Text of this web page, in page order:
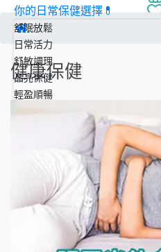
你的日常保健選擇💊
舒眠放鬆
日常活力
舒敏調理
晶亮保健
輕盈順暢
夏日狀態小測驗🌞
專業服務
健康新知
認識靈芝多醣
健康保健